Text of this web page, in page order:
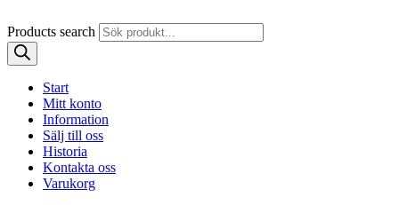
Products search
Start
Mitt konto
Information
Sälj till oss
Historia
Kontakta oss
Varukorg